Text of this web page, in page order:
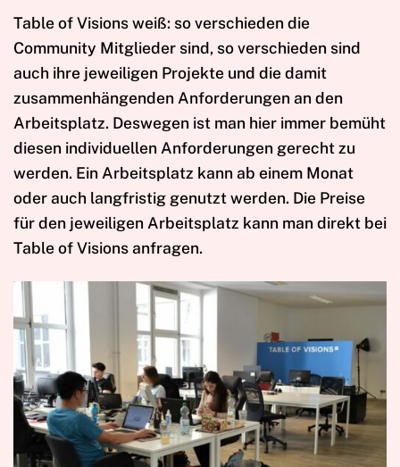
Table of Visions weiß: so verschieden die
Community Mitglieder sind, so verschieden sind
auch ihre jeweiligen Projekte und die damit
zusammenhängenden Anforderungen an den
Arbeitsplatz. Deswegen ist man hier immer bemüht
diesen individuellen Anforderungen gerecht zu
werden. Ein Arbeitsplatz kann ab einem Monat
oder auch langfristig genutzt werden. Die Preise
für den jeweiligen Arbeitsplatz kann man direkt bei
Table of Visions anfragen.